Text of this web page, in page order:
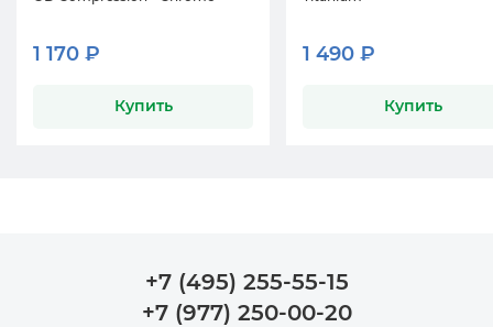
1 170 ₽
Купить
1 490 ₽
Купить
+7 (495) 255-55-15
+7 (977) 250-00-20